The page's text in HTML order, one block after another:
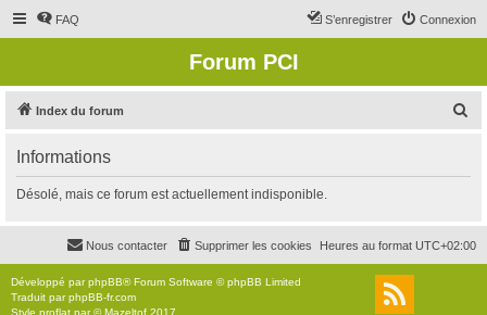
FAQ Connexion
S’enregistrer
Forum PCI
Index du forum
r
c
Informations
Désolé, mais ce forum est actuellement indisponible.
Heures au format UTC+02:00
Supprimer les cookies
Nous contacter
Développé parphpBB® Forum Software © phpBB Limited
Traduit parphpBB-fr.com
Style proflat par ©Mazeltof 2017